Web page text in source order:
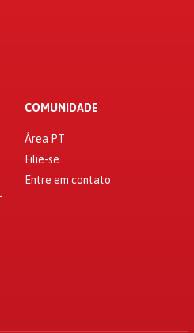
COMUNIDADE
Área PT
Filie-se
Entre em contato